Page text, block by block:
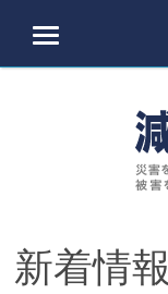
MENU
新着情報